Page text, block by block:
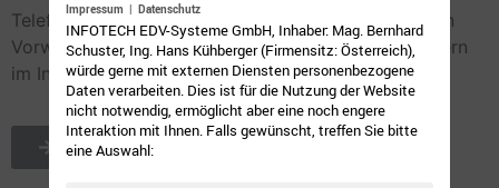
Telefonieren Sie gratis zu Infotech-Kunden im selben
Vorwahlgebiet und günstig zu allen anderen Nummern
im In- und Ausland.
mehr dazu
Impressum | Datenschutz
INFOTECH EDV-Systeme GmbH, Inhaber: Mag. Bernhard
Schuster, Ing. Hans Kühberger (Firmensitz: Österreich),
würde gerne mit externen Diensten personenbezogene
Daten verarbeiten. Dies ist für die Nutzung der Website
nicht notwendig, ermöglicht aber eine noch engere
Interaktion mit Ihnen. Falls gewünscht, treffen Sie bitte
eine Auswahl: